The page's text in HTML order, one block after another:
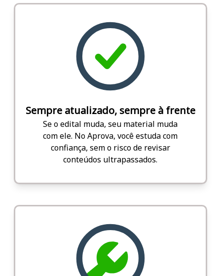
Sempre atualizado, sempre à frente
Se o edital muda, seu material muda
com ele. No Aprova, você estuda com
confiança, sem o risco de revisar
conteúdos ultrapassados.